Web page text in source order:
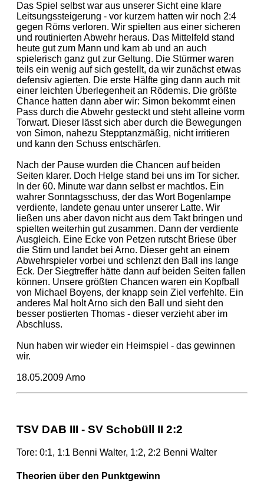
Das Spiel selbst war aus unserer Sicht eine klare
Leitsungssteigerung - vor kurzem hatten wir noch 2:4
gegen Röms verloren. Wir spielten aus einer sicheren
und routinierten Abwehr heraus. Das Mittelfeld stand
heute gut zum Mann und kam ab und an auch
spielerisch ganz gut zur Geltung. Die Stürmer waren
teils ein wenig auf sich gestellt, da wir zunächst etwas
defensiv agierten. Die erste Hälfte ging dann auch mit
einer leichten Überlegenheit an Rödemis. Die größte
Chance hatten dann aber wir: Simon bekommt einen
Pass durch die Abwehr gesteckt und steht alleine vorm
Torwart. Dieser lässt sich aber durch die Bewegungen
von Simon, nahezu Stepptanzmäßig, nicht irritieren
und kann den Schuss entschärfen.
Nach der Pause wurden die Chancen auf beiden
Seiten klarer. Doch Helge stand bei uns im Tor sicher.
In der 60. Minute war dann selbst er machtlos. Ein
wahrer Sonntagsschuss, der das Wort Bogenlampe
verdiente, landete genau unter unserer Latte. Wir
ließen uns aber davon nicht aus dem Takt bringen und
spielten weiterhin gut zusammen. Dann der verdiente
Ausgleich. Eine Ecke von Petzen rutscht Briese über
die Stirn und landet bei Arno. Dieser geht an einem
Abwehrspieler vorbei und schlenzt den Ball ins lange
Eck. Der Siegtreffer hätte dann auf beiden Seiten fallen
können. Unsere größten Chancen waren ein Kopfball
von Michael Boyens, der knapp sein Ziel verfehlte. Ein
anderes Mal holt Arno sich den Ball und sieht den
besser postierten Thomas - dieser verzieht aber im
Abschluss.
Nun haben wir wieder ein Heimspiel - das gewinnen
wir.
18.05.2009 Arno
TSV DAB III - SV Schobüll II 2:2
Tore: 0:1, 1:1 Benni Walter, 1:2, 2:2 Benni Walter
Theorien über den Punktgewinn